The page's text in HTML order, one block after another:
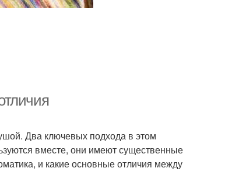
Два ключевых подхода в этом
вместе, они имеют существенные
и какие основные отличия между